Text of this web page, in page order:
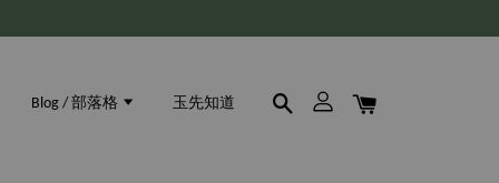
Blog / 部落格 玉先知道